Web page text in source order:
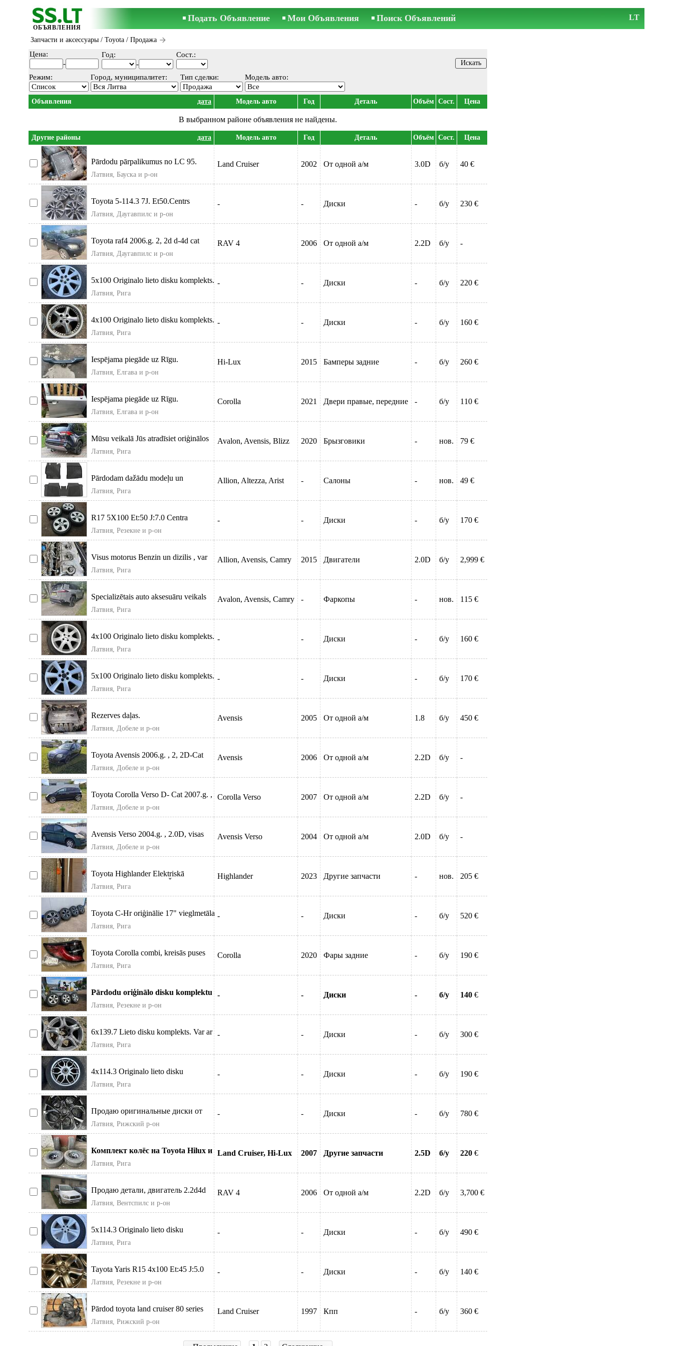
ОБЪЯВЛЕНИЯ
Подать Объявление Мои Объявления Поиск Объявлений LT
Запчасти и аксессуары / Toyota / Продажа
Цена:
-
Год:
-
Сост.:
Режим: Город, муниципалитет: Тип сделки: Модель авто:
Объявления дата Модель авто Год Деталь Объём Сост. Цена
В выбранном районе объявления не найдены.
Другие районы дата Модель авто Год Деталь Объём Сост. Цена
Pārdodu pārpalikumus no LC 95.
Degvielas trubas, Sānu sliekšņus, logu
st
Латвия, Бауска и р-он
Land Cruiser 2002 От одной а/м 3.0D б/у 40 €
Toyota 5-114.3 7J. Et50.Centrs
67.1mm. Nissan Honda. Kia. Renault.
Компл
Латвия, Даугавпилс и р-он
- - Диски - б/у 230 €
Toyota raf4 2006.g. 2, 2d d-4d cat
Латвия, Даугавпилс и р-он
RAV 4 2006 От одной а/м 2.2D б/у -
5x100 Originalo lieto disku komplekts.
Var ar riepam, uzgriežņiem u
Латвия, Рига
- - Диски - б/у 220 €
4x100 Originalo lieto disku komplekts.
Var ar riepam, uzgriežņiem u
Латвия, Рига
- - Диски - б/у 160 €
Iespējama piegāde uz Rīgu.
Латвия, Елгава и р-он
Hi-Lux 2015 Бамперы задние - б/у 260 €
Iespējama piegāde uz Rīgu.
Латвия, Елгава и р-он
Corolla 2021 Двери правые, передние - б/у 110 €
Mūsu veikalā Jūs atradīsiet oriģinālos
un universālos dubļusargus Toyota
Латвия, Рига
Avalon, Avensis, Blizz 2020 Брызговики - нов. 79 €
Pārdodam dažādu modeļu un
izlaiduma gadu Toyota Corolla grīdas
paklājiņu
Латвия, Рига
Allion, Altezza, Arist - Салоны - нов. 49 €
R17 5X100 Et:50 J:7.0 Centra
Diametra:65.1mm диски продаются
без резины
Латвия, Резекне и р-он
- - Диски - б/у 170 €
Visus motorus Benzin un dizilis , var
piegade visa latvija
Латвия, Рига
Allion, Avensis, Camry 2015 Двигатели 2.0D б/у 2,999 €
Specializētais auto aksesuāru veikals
piedāvā iegādāties piekabes āķus a
Латвия, Рига
Avalon, Avensis, Camry - Фаркопы - нов. 115 €
4x100 Originalo lieto disku komplekts.
Var ar riepam, uzgriežņiem u
Латвия, Рига
- - Диски - б/у 160 €
5x100 Originalo lieto disku komplekts.
Var ar riepam, skruvem un pa
Латвия, Рига
- - Диски - б/у 170 €
Rezerves daļas.
Латвия, Добеле и р-он
Avensis 2005 От одной а/м 1.8 б/у 450 €
Toyota Avensis 2006.g. , 2, 2D-Cat
130Kw, visas rezerves daļas no attēlo
Латвия, Добеле и р-он
Avensis 2006 От одной а/м 2.2D б/у -
Toyota Corolla Verso D- Cat 2007.g. ,
2.2cm3Diz. (130kw), visas rezerves
Латвия, Добеле и р-он
Corolla Verso 2007 От одной а/м 2.2D б/у -
Avensis Verso 2004.g. , 2.0D, visas
rezerves daļas no atēlos redzamās ma
Латвия, Добеле и р-он
Avensis Verso 2004 От одной а/м 2.0D б/у -
Toyota Highlander Elektriskā
bagāžnieka pacelšanas “Štanga”
68920-0E050-
Латвия, Рига
Highlander 2023 Другие запчасти - нов. 205 €
Toyota C-Hr oriģinālie 17" vieglmetāla
diski ar ziemas riepām Pārdodu o
Латвия, Рига
- - Диски - б/у 520 €
Toyota Corolla combi, kreisās puses
aizmugurējais lukturis. 2018-2022.
Латвия, Рига
Corolla 2020 Фары задние - б/у 190 €
Pārdodu oriģinālo disku komplektu
no Toyota Rav4. Stāvēja uz 2004
gada m
Латвия, Резекне и р-он
- - Диски - б/у 140 €
6x139.7 Lieto disku komplekts. Var ar
riepam, uzgriežņiem un pa vie
Латвия, Рига
- - Диски - б/у 300 €
4x114.3 Originalo lieto disku
komplekts. Var ar riepam, uzgriežņiem
Латвия, Рига
- - Диски - б/у 190 €
Продаю оригинальные диски от
Тойота C-Hr 2020 года. Диски
ровные, не вар
Латвия, Рижский р-он
- - Диски - б/у 780 €
Комплект колёс на Toyota Hilux и
Land Cruiser. Оригинальные
литые диск
Латвия, Рига
Land Cruiser, Hi-Lux 2007 Другие запчасти 2.5D б/у 220 €
Продаю детали, двигатель 2.2d4d
100kw. Цены уточнять по телефону,
т. к.
Латвия, Вентспилс и р-он
RAV 4 2006 От одной а/м 2.2D б/у 3,700 €
5x114.3 Originalo lieto disku
komplekts. Var ar riepam, uzgriežņiem
Латвия, Рига
- - Диски - б/у 490 €
Tayota Yaris R15 4x100 Et:45 J:5.0
Centra Diametra:56.1mm Вазможна
до
Латвия, Резекне и р-он
- - Диски - б/у 140 €
Pārdod toyota land cruiser 80 series
full time diesel transfer case hf2a
Латвия, Рижский р-он
Land Cruiser 1997 Кпп - б/у 360 €